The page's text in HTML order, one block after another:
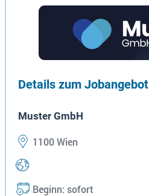
Details zum Jobangebot
Muster GmbH
1100 Wien
Beginn: sofort